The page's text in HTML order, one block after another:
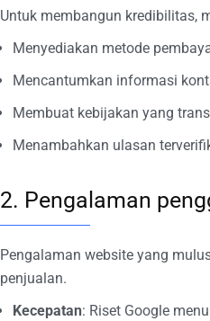
Untuk membangun kredibilitas,
Menyediakan metode
Mencantumkan informasi
Membuat kebijakan yang
Menambahkan ulasan
2. Pengalaman
Pengalaman website yang
penjualan.
Kecepatan: Riset Google